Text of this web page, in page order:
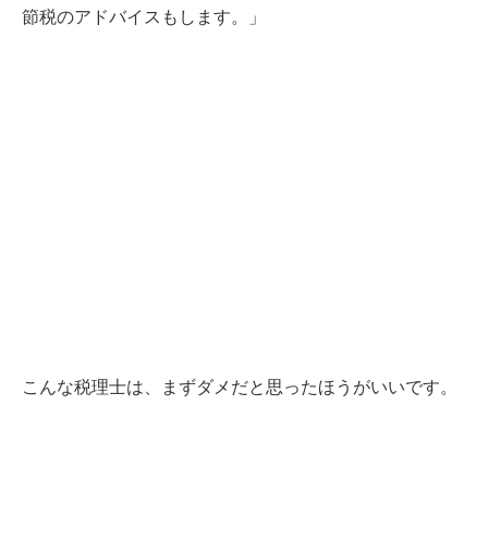
節税のアドバイスもします。」
こんな税理士は、まずダメだと思ったほうがいいです。